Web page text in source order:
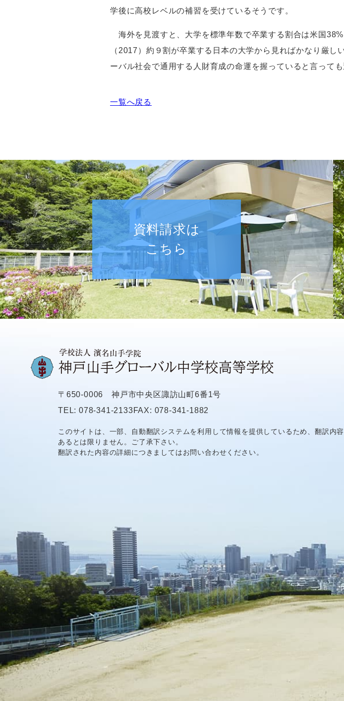
学後に高校レベルの補習を受けているそうです。
海外を見渡すと、大学を標準年数で卒業する割合は米国 38%
（2017）約９割が卒業する 日本の大学から見ればかなり厳し
ーバル社会で通用する人財育成の命運を握っていると言って
一覧へ戻る
資料請求は
こちら
〒650-0006 神戸市中央区諏訪山町6番1号
TEL: 078-341-2133FAX: 078-341-1882
このサイトは、一部、自動翻訳システムを利用して情報を提供しているため、翻訳内
あるとは限りません。ご了承下さい。
翻訳された内容の詳細につきましてはお問い合わせください。